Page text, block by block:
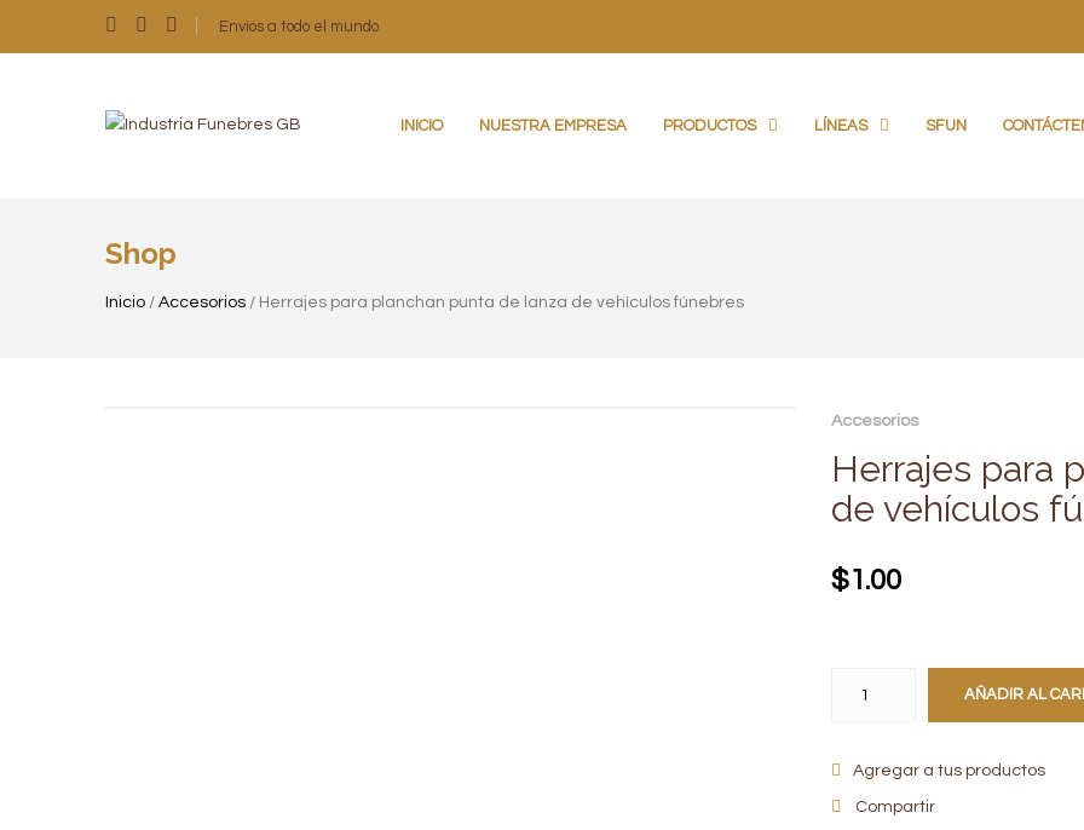
Envíos a todo el mundo
INICIO NUESTRA EMPRESA PRODUCTOS LÍNEAS SFUN
Shop
Inicio / Accesorios / Herrajes para planchan punta de lanza de vehículos fúnebres
Accesorios
Herrajes para
de vehículos
$1.00
AÑADIR AL
Agregar a tus productos
Compartir